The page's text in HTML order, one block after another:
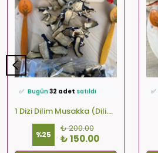
⭐️ Bu ürünü572 kişi favoriledi!
🛒 37 kişisepetine ekledi!
✅ Bugün32 adet satıldı
yapılıyor! 1 Dizi Dilim Musakka (Dilim-Kare-Yuvarlak)
%25
₺ 200.00
₺ 150.00
⭐️
🛒
✅